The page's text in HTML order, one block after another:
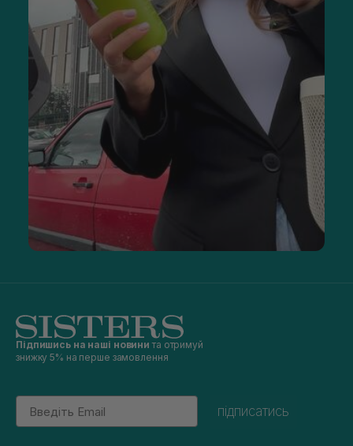
Підпишись на наші новини та отримуй
знижку 5% на перше замовлення
Email
підписатись